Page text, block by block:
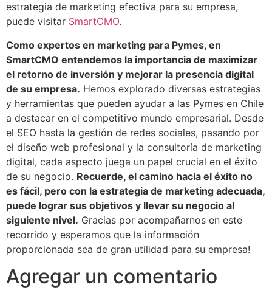
estrategia de marketing efectiva para su empresa,
puede visitar SmartCMO.
Como expertos en marketing para Pymes, en
SmartCMO entendemos la importancia de maximizar
el retorno de inversión y mejorar la presencia digital
de su empresa. Hemos explorado diversas estrategias
y herramientas que pueden ayudar a las Pymes en Chile
a destacar en el competitivo mundo empresarial. Desde
el SEO hasta la gestión de redes sociales, pasando por
el diseño web profesional y la consultoría de marketing
digital, cada aspecto juega un papel crucial en el éxito
de su negocio. Recuerde, el camino hacia el éxito no
es fácil, pero con la estrategia de marketing adecuada,
puede lograr sus objetivos y llevar su negocio al
siguiente nivel. Gracias por acompañarnos en este
recorrido y esperamos que la información
proporcionada sea de gran utilidad para su empresa!
Agregar un comentario